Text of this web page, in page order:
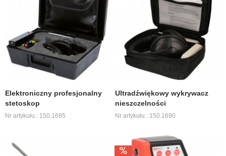
Elektroniczny profesjonalny
stetoskop
Nr artykułu.: 150.1695
Ultradźwiękowy wykrywacz
nieszczelności
Nr artykułu.: 150.1690